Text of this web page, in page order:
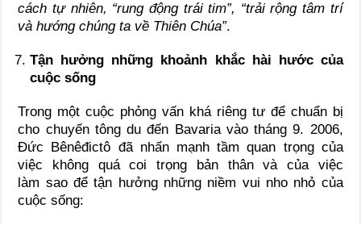
cách tự nhiên, “rung động trái tim”, “trải rộng tâm trí
và hướng chúng ta về Thiên Chúa”.
Tận hưởng những khoảnh khắc hài hước của
cuộc sống
Trong một cuộc phỏng vấn khá riêng tư để chuẩn bị
cho chuyến tông du đến Bavaria vào tháng 9. 2006,
Đức Bênêđictô đã nhấn mạnh tầm quan trọng của
việc không quá coi trọng bản thân và của việc
làm sao để tận hưởng những niềm vui nho nhỏ của
cuộc sống: